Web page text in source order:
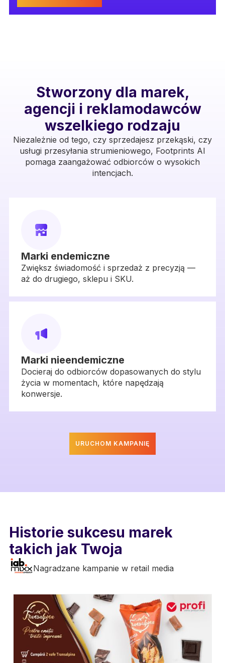
Stworzony dla marek,
agencji i reklamodawców
wszelkiego rodzaju
Niezależnie od tego, czy sprzedajesz przekąski, czy
usługi przesyłania strumieniowego, Footprints AI
pomaga zaangażować odbiorców o wysokich
intencjach.
Marki endemiczne
Zwiększ świadomość i sprzedaż z precyzją —
aż do drugiego, sklepu i SKU.
Marki nieendemiczne
Docieraj do odbiorców dopasowanych do stylu
życia w momentach, które napędzają
konwersje.
URUCHOM KAMPANIĘ
Historie sukcesu marek
takich jak Twoja
Nagradzane kampanie w retail media